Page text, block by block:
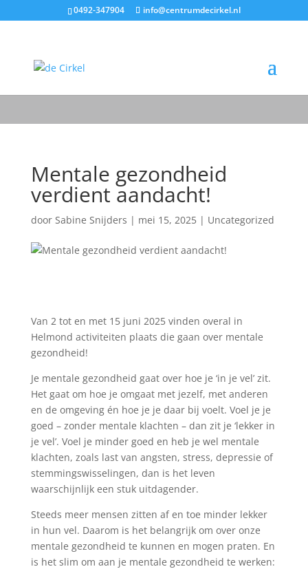
0492-347904 info@centrumdecirkel.nl
Mentale gezondheid
verdient aandacht!
door Sabine Snijders | mei 15, 2025| Uncategorized
Van 2 tot en met 15 juni 2025 vinden overal in
Helmond activiteiten plaats die gaan over mentale
gezondheid!
Je mentale gezondheid gaat over hoe je ‘in je vel’ zit.
Het gaat om hoe je omgaat met jezelf, met anderen
en de omgeving én hoe je je daar bij voelt. Voel je je
goed – zonder mentale klachten – dan zit je ‘lekker in
je vel’. Voel je minder goed en heb je wel mentale
klachten, zoals last van angsten, stress, depressie of
stemmingswisselingen, dan is het leven
waarschijnlijk een stuk uitdagender.
Steeds meer mensen zitten af en toe minder lekker
in hun vel. Daarom is het belangrijk om over onze
mentale gezondheid te kunnen en mogen praten. En
is het slim om aan je mentale gezondheid te werken: